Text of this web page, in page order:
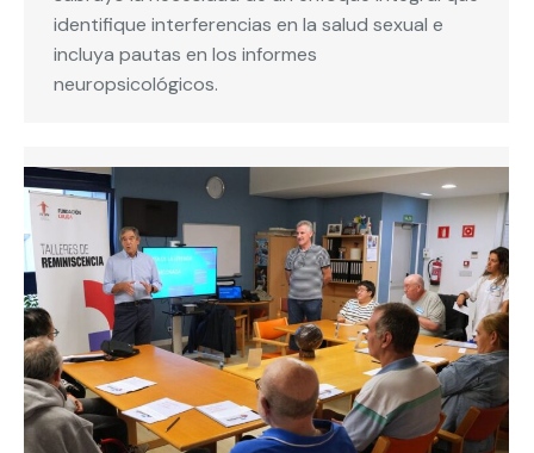
identifique interferencias en la salud sexual e
incluya pautas en los informes
neuropsicológicos.